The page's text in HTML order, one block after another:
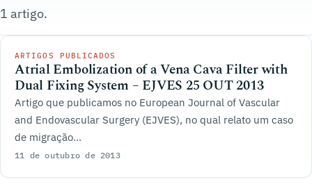
1 artigo.
ARTIGOS PUBLICADOS
Atrial Embolization of a Vena Cava Filter with
Dual Fixing System – EJVES 25 OUT 2013
Artigo que publicamos no European Journal of Vascular
and Endovascular Surgery (EJVES), no qual relato um caso
de migração...
11 de outubro de 2013